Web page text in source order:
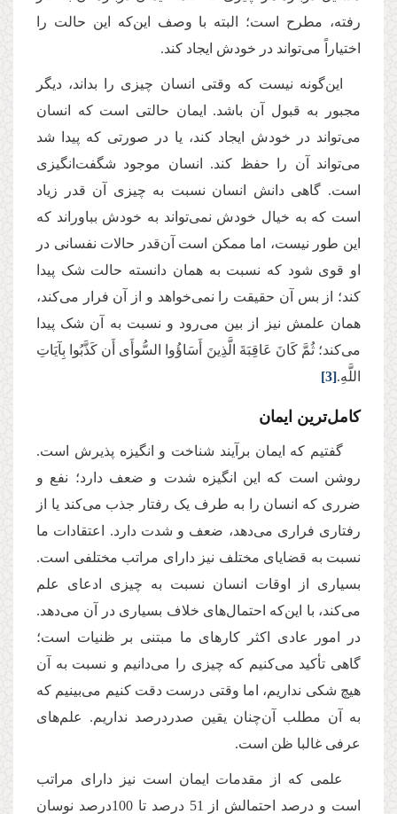
رفته، مطرح است؛ البته با وصف این‌که این حالت را
اختیاراً می‌‌تواند در خودش ایجاد کند.
این‌گونه نیست که وقتی انسان چیزی را بداند، دیگر
مجبور به قبول آن باشد. ایمان حالتی است که انسان
می‌تواند در خودش ایجاد کند، یا در صورتی‌ که پیدا شد
می‌تواند آن را حفظ کند. انسان موجود شگفت‌انگیزی
است. گاهی دانش انسان نسبت به چیزی آن قدر زیاد
است که به خیال خودش نمی‌تواند به خودش بباوراند که
این طور نیست، اما ممکن است آن‌قدر حالات نفسانی در
او قوی شود که نسبت به همان دانسته حالت شک پیدا
کند؛ از بس آن حقیقت را نمی‌خواهد و از آن فرار می‌کند،
همان علمش نیز از بین می‌رود و نسبت به آن شک پیدا
می‌کند؛ ثُمَّ كَانَ عَاقِبَةَ الَّذِینَ أَسَاؤُوا السُّوأَى أَن كَذَّبُوا بِآیَاتِ
اللَّهِ.[3]
کامل‌ترین ایمان
گفتیم که ایمان برآیند شناخت و انگیزه پذیرش است.
روشن است که این انگیزه شدت و ضعف دارد؛ نفع و
ضرری که انسان را به طرف یک رفتار جذب می‌کند یا از
رفتاری فراری می‌دهد، ضعف و شدت دارد. اعتقادات ما
نسبت به قضایای مختلف نیز دارای مراتب مختلفی است.
بسیاری از اوقات انسان نسبت به چیزی ادعای علم
می‌کند، با این‌که احتمال‌های خلاف بسیاری در آن می‌دهد.
در امور عادی اکثر کارهای ما مبتنی بر ظنیات است؛
گاهی تأکید می‌کنیم که چیزی را می‌دانیم و نسبت به آن
هیچ شکی نداریم، اما وقتی درست دقت کنیم می‌بینیم که
به آن مطلب آن‌چنان یقین صدردرصد نداریم. علم‌های
عرفی غالبا ظن است.
علمی که از مقدمات ایمان است نیز دارای مراتب
است و درصد احتمالش از 51 درصد تا 100درصد نوسان